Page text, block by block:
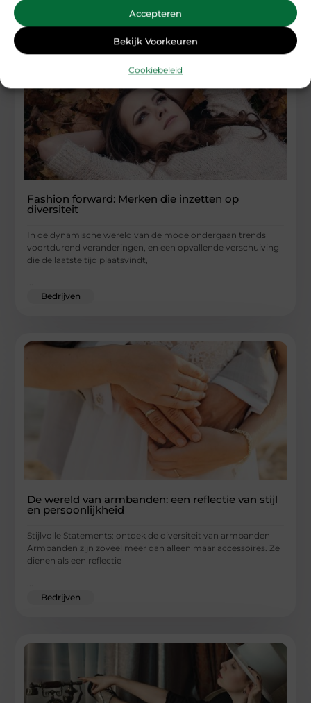
Accepteren
Bekijk Voorkeuren
Cookiebeleid
Fashion forward: Merken die inzetten op
diversiteit
In de dynamische wereld van de mode ondergaan trends
voortdurend veranderingen, en een opvallende verschuiving
die de laatste tijd plaatsvindt,
...
Bedrijven
De wereld van armbanden: een reflectie van stijl
en persoonlijkheid
Stijlvolle Statements: ontdek de diversiteit van armbanden
Armbanden zijn zoveel meer dan alleen maar accessoires. Ze
dienen als een reflectie
Bedrijven